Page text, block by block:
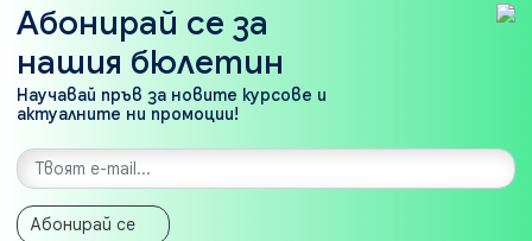
Абонирай се за
нашия бюлетин
Научавай пръв за новите курсове и
актуалните ни промоции!
Абонирай се